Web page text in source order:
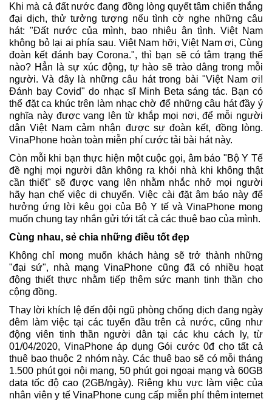
Khi mà cả đất nước đang đồng lòng quyết tâm chiến thắng
đại dịch, thử tưởng tượng nếu tình cờ nghe những câu
hát: "Đất nước của mình, bao nhiêu ân tình. Việt Nam
không bỏ lại ai phía sau. Việt Nam hỡi, Việt Nam ơi, Cùng
đoàn kết đánh bay Corona.", thì bạn sẽ có tâm trạng thế
nào? Hẳn là sự xúc động, tự hào sẽ trào dâng trong mỗi
người. Và đây là những câu hát trong bài "Việt Nam ơi!
Đánh bay Covid" do nhạc sĩ Minh Beta sáng tác. Bạn có
thể đặt ca khúc trên làm nhạc chờ để những câu hát đầy ý
nghĩa này được vang lên từ khắp mọi nơi, để mỗi người
dân Việt Nam cảm nhận được sự đoàn kết, đồng lòng.
VinaPhone hoàn toàn miễn phí cước tải bài hát này.
Còn mỗi khi bạn thực hiện một cuộc gọi, âm báo "Bộ Y Tế
đề nghị mọi người dân không ra khỏi nhà khi không thật
cần thiết" sẽ được vang lên nhằm nhắc nhở mọi người
hãy hạn chế việc di chuyển. Việc cài đặt âm báo này để
hưởng ứng lời kêu gọi của Bộ Y tế và VinaPhone mong
muốn chung tay nhắn gửi tới tất cả các thuê bao của mình.
Cùng nhau, sẻ chia những điều tốt đẹp
Không chỉ mong muốn khách hàng sẽ trở thành những
"đại sứ", nhà mạng VinaPhone cũng đã có nhiều hoạt
động thiết thực nhằm tiếp thêm sức mạnh tinh thần cho
cộng đồng.
Thay lời khích lệ đến đội ngũ phòng chống dịch đang ngày
đêm làm việc tại các tuyến đầu trên cả nước, cũng như
động viên tinh thần người dân tại các khu cách ly, từ
01/04/2020, VinaPhone áp dụng Gói cước 0đ cho tất cả
thuê bao thuộc 2 nhóm này. Các thuê bao sẽ có mỗi tháng
1.500 phút gọi nội mạng, 50 phút gọi ngoại mạng và 60GB
data tốc độ cao (2GB/ngày). Riêng khu vực làm việc của
nhân viên y tế VinaPhone cung cấp miễn phí thêm internet